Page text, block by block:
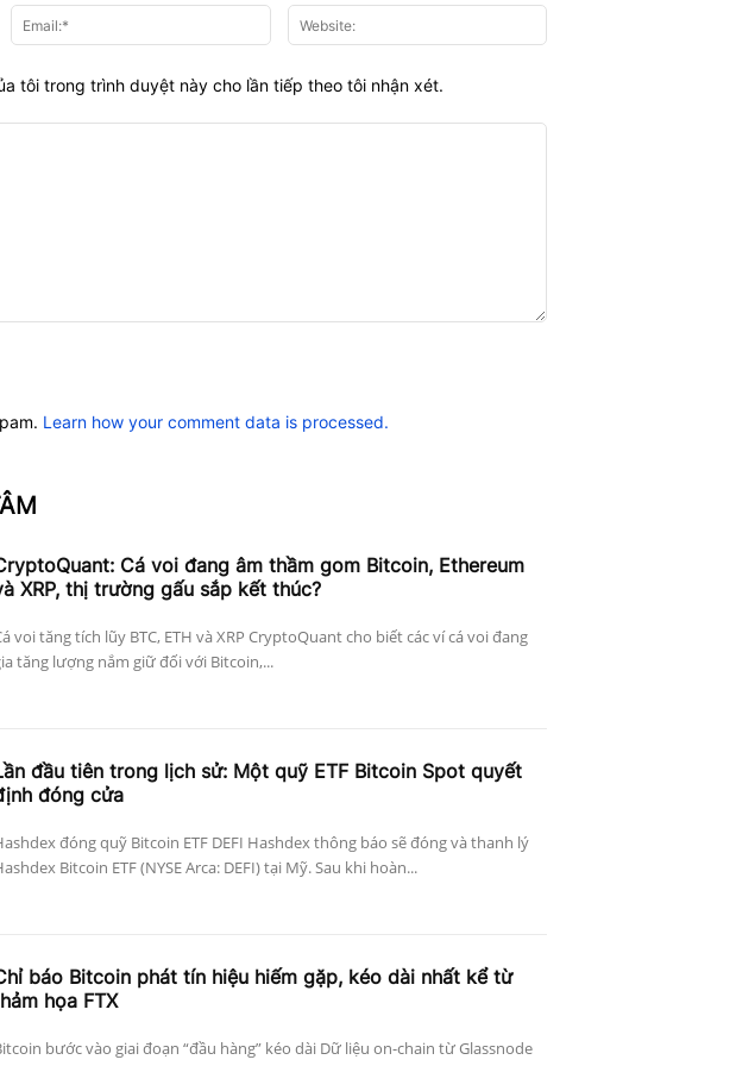
Tên:* Email:*
tôi trong trình duyệt này cho lần tiếp theo tôi nhận xét.
Learn how your comment data is processed.
Cá voi đang âm thầm gom Bitcoin, Ethereum
XRP, thị trường gấu sắp kết thúc?
voi tăng tích lũy BTC, ETH và XRP CryptoQuant cho biết các ví cá voi đang
tăng lượng nắm giữ đối với Bitcoin,...
đầu tiên trong lịch sử: Một quỹ ETF Bitcoin Spot quyết
đóng cửa
đóng quỹ Bitcoin ETF DEFI Hashdex thông báo sẽ đóng và thanh lý
Bitcoin ETF (NYSE Arca: DEFI) tại Mỹ. Sau khi hoàn...
báo Bitcoin phát tín hiệu hiếm gặp, kéo dài nhất kể từ
họa FTX
bước vào giai đoạn “đầu hàng” kéo dài Dữ liệu on-chain từ Glassnode